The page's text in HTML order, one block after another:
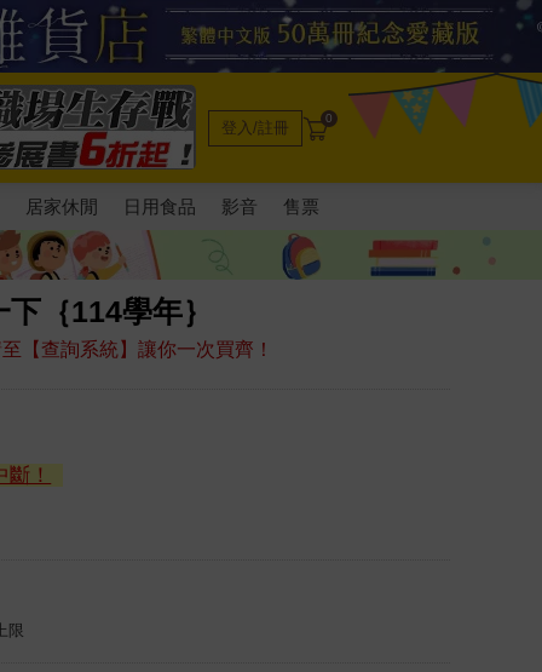
登入/註冊 0
居家休閒 日用食品 影音 售票
｛114學年｝
【查詢系統】讓你一次買齊！
！
限